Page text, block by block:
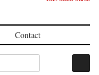
Contact